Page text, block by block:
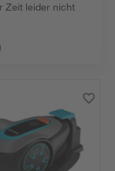
Zeit leider nicht